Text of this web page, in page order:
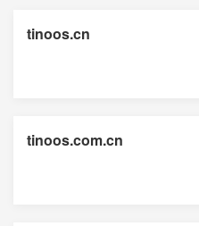
tinoos.cn
tinoos.com.cn